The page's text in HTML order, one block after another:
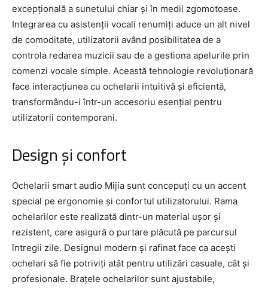
excepțională a sunetului chiar și în medii zgomotoase.
Integrarea cu asistenții vocali renumiți aduce un alt nivel
de comoditate, utilizatorii având posibilitatea de a
controla redarea muzicii sau de a gestiona apelurile prin
comenzi vocale simple. Această tehnologie revoluționară
face interacțiunea cu ochelarii intuitivă și eficientă,
transformându-i într-un accesoriu esențial pentru
utilizatorii contemporani.
Design și confort
Ochelarii smart audio Mijia sunt concepuți cu un accent
special pe ergonomie și confortul utilizatorului. Rama
ochelarilor este realizată dintr-un material ușor și
rezistent, care asigură o purtare plăcută pe parcursul
întregii zile. Designul modern și rafinat face ca acești
ochelari să fie potriviți atât pentru utilizări casuale, cât și
profesionale. Brațele ochelarilor sunt ajustabile,